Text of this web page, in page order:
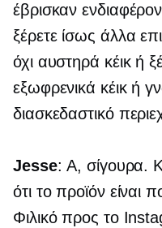
έβρισκαν
ξέρετε ίσως άλλα
όχι αυστηρά κέικ ή
εξωφρενικά κέικ ή
διασκεδαστικό
Jesse: Α, σίγουρα.
ότι το προϊόν είναι
Φιλικό προς το